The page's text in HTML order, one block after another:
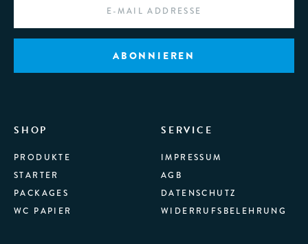
SHOP
PRODUKTE
STARTER
PACKAGES
WC PAPIER
SERVICE
IMPRESSUM
AGB
DATENSCHUTZ
WIDERRUFSBELEHRUNG